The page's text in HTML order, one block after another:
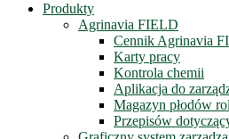
Produkty
Agrinavia FIELD
Cennik Agrinavia
Karty pracy
Kontrola chemii
Aplikacja do
Magazyn płodów
Przepisów